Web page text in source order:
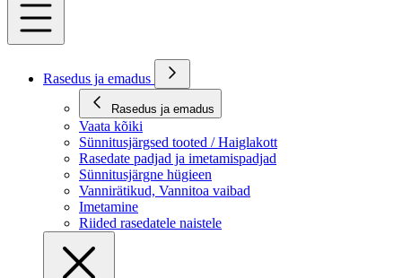
Rasedus ja emadus
Rasedus ja emadus
Vaata kõiki
Sünnitusjärgsed tooted / Haiglakott
Rasedate padjad ja imetamispadjad
Sünnitusjärgne hügieen
Vannirätikud, Vannitoa vaibad
Imetamine
Riided rasedatele naistele